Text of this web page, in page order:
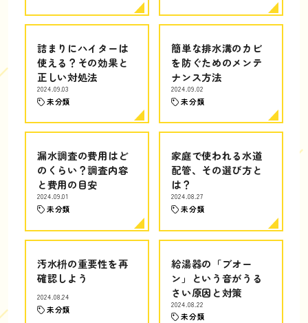
詰まりにハイターは
使える？その効果と
正しい対処法
2024.09.03
未分類
簡単な排水溝のカビ
を防ぐためのメンテ
ナンス方法
2024.09.02
未分類
漏水調査の費用はど
のくらい？調査内容
と費用の目安
2024.09.01
未分類
家庭で使われる水道
配管、その選び方と
は？
2024.08.27
未分類
汚水枡の重要性を再
確認しよう
2024.08.24
未分類
給湯器の「ブオー
ン」という音がうる
さい原因と対策
2024.08.22
未分類